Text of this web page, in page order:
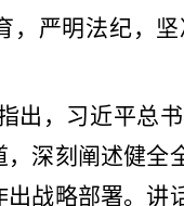
，严明法纪，
出，习近平总
，深刻阐述健
战略部署。讲